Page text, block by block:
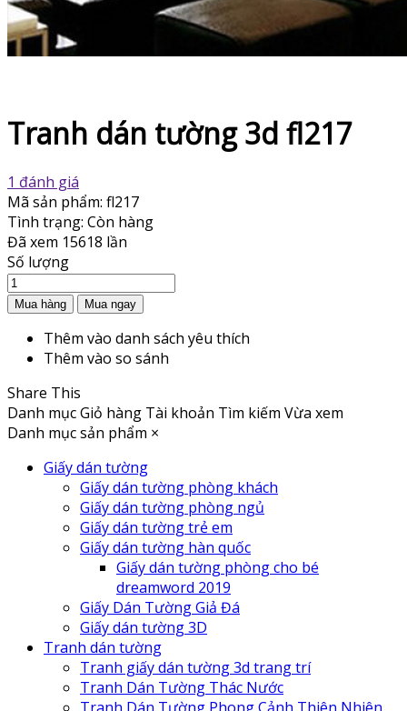
Tranh dán tường 3d fl217
1 đánh giá
Mã sản phẩm: fl217
Tình trạng: Còn hàng
Đã xem 15618 lần
Số lượng
Thêm vào danh sách yêu thích
Thêm vào so sánh
Share This
Danh mụcGiỏ hàng Tài khoản Tìm kiếm Vừa xem
Danh mục sản phẩm ×
Giấy dán tường
Giấy dán tường phòng khách
Giấy dán tường phòng ngủ
Giấy dán tường trẻ em
Giấy dán tường hàn quốc
Giấy dán tường phòng cho bé
dreamword 2019
Giấy Dán Tường Giả Đá
Giấy dán tường 3D
Tranh dán tường
Tranh giấy dán tường 3d trang trí
Tranh Dán Tường Thác Nước